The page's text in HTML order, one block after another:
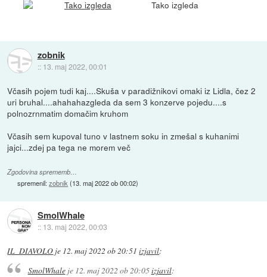
Tako izgleda
zobnik
:: 13. maj 2022, 00:01
Včasih pojem tudi kaj....Skuša v paradižnikovi omaki iz Lidla, čez 2
uri bruhal....ahahahazgleda da sem 3 konzerve pojedu....s
polnozrnmatim domačim kruhom
Včasih sem kupoval tuno v lastnem soku in zmešal s kuhanimi
jajci...zdej pa tega ne morem več
Zgodovina sprememb…
spremenil:zobnik (13. maj 2022 ob 00:02)
SmolWhale
:: 13. maj 2022, 00:03
IL_DIAVOLO je 12. maj 2022 ob 20:51 izjavil:
SmolWhaleje 12. maj 2022 ob 20:05izjavil: